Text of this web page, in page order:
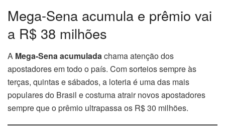
Mega-Sena acumula e prêmio vai
a R$ 38 milhões
A Mega-Sena acumuladachama atenção dos
apostadores em todo o país. Com sorteios sempre às
terças, quintas e sábados, a loteria é uma das mais
populares do Brasil e costuma atrair novos apostadores
sempre que o prêmio ultrapassa os R$ 30 milhões.